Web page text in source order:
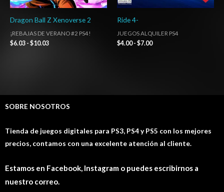
Dragon Ball Z Xenoverse 2
¡REBAJAS DE VERANO #2 PS4!
$6.03 - $10.03
Ride 4-
JUEGOS ALQUILER PS4
$4.00 - $7.00
SOBRE NOSOTROS
Tienda de juegos digitales para PS3, PS4 y PS5 con los mejores
precios, contamos con una excelente atención al cliente.
Estamos en Facebook, Instagram o puedes escribirnos a
nuestro correo.